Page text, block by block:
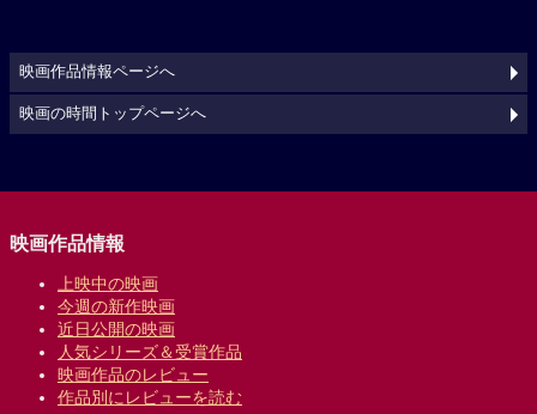
映画作品情報ページへ
映画の時間トップページへ
映画作品情報
上映中の映画
今週の新作映画
近日公開の映画
人気シリーズ＆受賞作品
映画作品のレビュー
作品別にレビューを読む